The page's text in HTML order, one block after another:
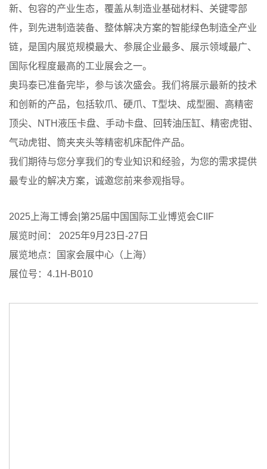
新、包容的产业生态，覆盖从制造业基础材料、关键零部
件，到先进制造装备、整体解决方案的智能绿色制造全产业
链，是国内展览规模最大、参展企业最多、展示领域最广、
国际化程度最高的工业展会之一。
奥玛泰已准备完毕，参与该次盛会。我们将展示最新的技术
和创新的产品，包括软爪、硬爪、T型块、成型圈、高精密
顶尖、NTH液压卡盘、手动卡盘、回转油压缸、精密虎钳、
气动虎钳、筒夹夹头等精密机床配件产品。
我们期待与您分享我们的专业知识和经验，为您的需求提供
最专业的解决方案，诚邀您前来参观指导。
2025上海工博会|第25届中国国际工业博览会CIIF
展览时间： 2025年9月23日-27日
展览地点：国家会展中心（上海）
展位号：4.1H-B010